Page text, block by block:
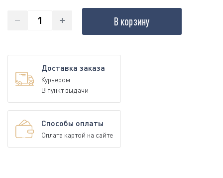
В корзину
Доставка заказа
Курьером
В пункт выдачи
Способы оплаты
Оплата картой на сайте